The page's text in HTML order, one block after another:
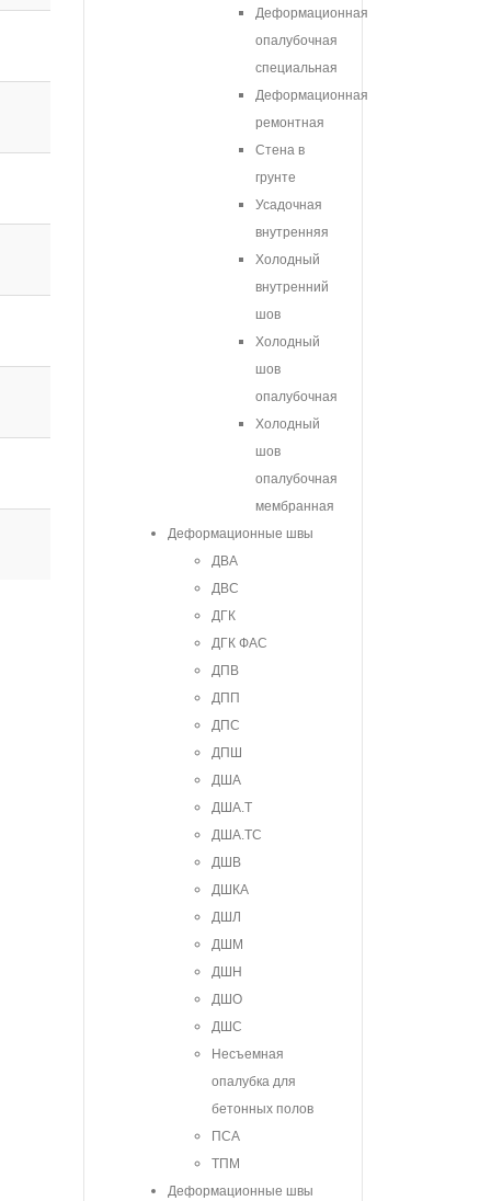
Деформационная
опалубочная
специальная
Деформационная
ремонтная
Стена в
грунте
Усадочная
внутренняя
Холодный
внутренний
шов
Холодный
шов
опалубочная
Холодный
шов
опалубочная
мембранная
Деформационные швы
ДВА
ДВС
ДГК
ДГК ФАС
ДПВ
ДПП
ДПС
ДПШ
ДША
ДША.Т
ДША.ТС
ДШВ
ДШКА
ДШЛ
ДШМ
ДШН
ДШО
ДШС
Несъемная
опалубка для
бетонных полов
ПСА
ТПМ
Деформационные швы